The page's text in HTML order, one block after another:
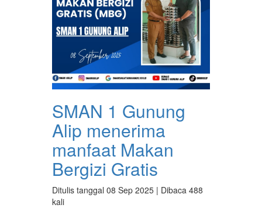
SMAN 1 Gunung
Alip menerima
manfaat Makan
Bergizi Gratis
Ditulis tanggal 08 Sep 2025 | Dibaca 488
kali